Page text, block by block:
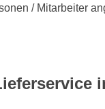
/ Mitarbeiter